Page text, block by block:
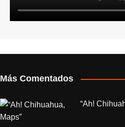
Más Comentados
“Ah!